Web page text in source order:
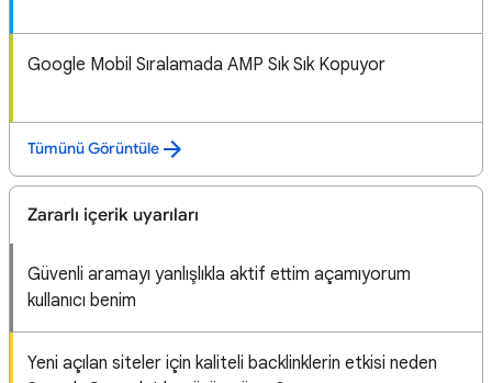
Google Mobil Sıralamada AMP Sık Sık Kopuyor
Tümünü Görüntüle
Zararlı içerik uyarıları
Güvenli aramayı yanlışlıkla aktif ettim açamıyorum
kullanıcı benim
Yeni açılan siteler için kaliteli backlinklerin etkisi neden